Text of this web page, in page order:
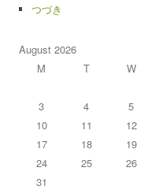
つづき
August 2026
M
T W
3
4 5
10
11 12
17
18 19
24
25 26
31